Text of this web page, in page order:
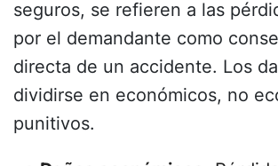
seguros, se refieren a las
por el demandante como
directa de un accidente. Los
dividirse en económicos, no
punitivos.